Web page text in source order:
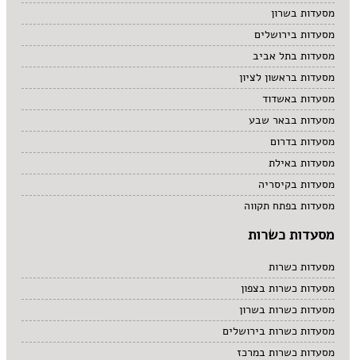
מסעדות בשרון
מסעדות בירושלים
מסעדות בתל אביב
מסעדות בראשון לציון
מסעדות באשדוד
מסעדות בבאר שבע
מסעדות בדרום
מסעדות באילת
מסעדות בקיסריה
מסעדות בפתח תקווה
מסעדות כשרות
מסעדות כשרות
מסעדות כשרות בצפון
מסעדות כשרות בשרון
מסעדות כשרות בירושלים
מסעדות כשרות במרכז